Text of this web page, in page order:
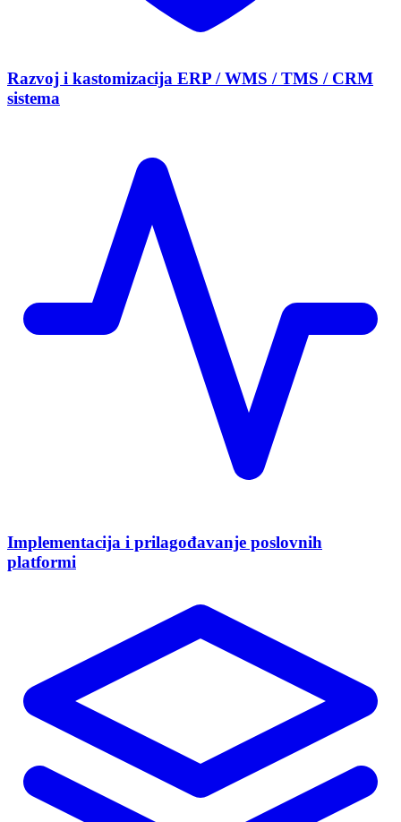
Razvoj i kastomizacija ERP / WMS / TMS / CRM
sistema
Implementacija i prilagođavanje poslovnih
platformi